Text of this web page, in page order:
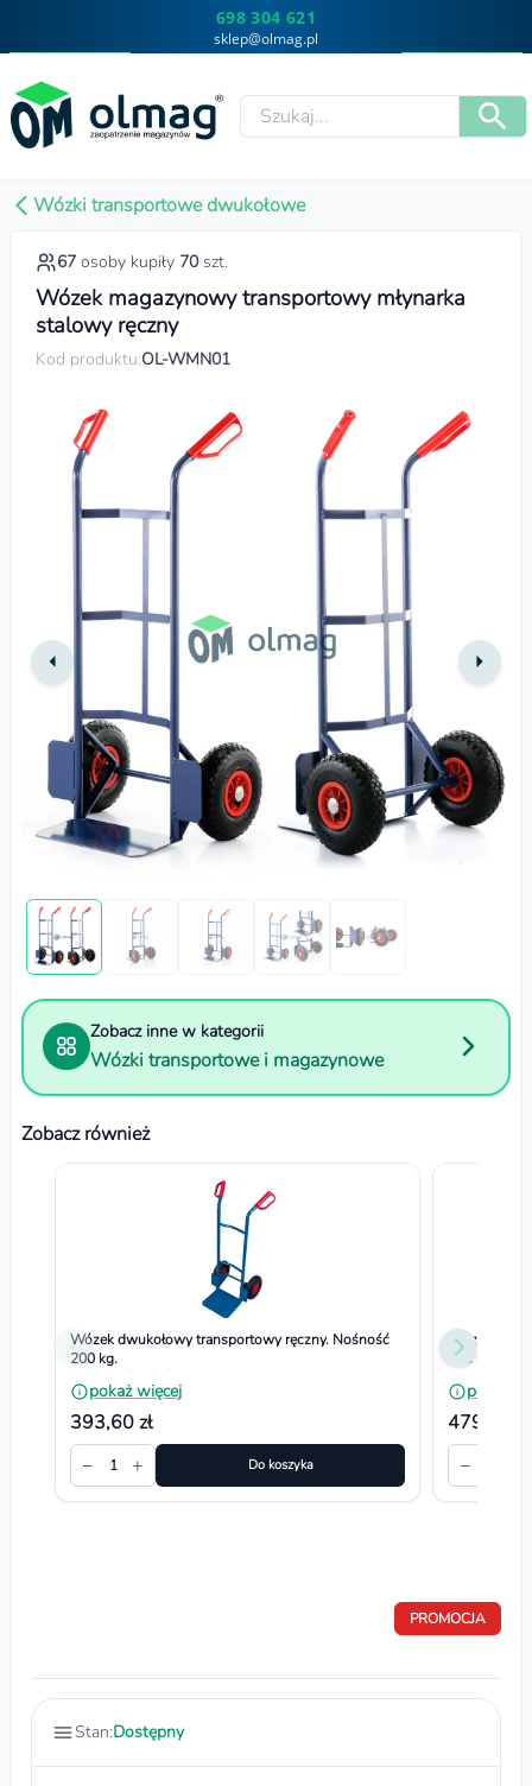
698 304 621
sklep@olmag.pl
Wózki transportowe dwukołowe
67 osoby kupiły 70szt.
Wózek magazynowy transportowy młynarka
stalowy ręczny
Kod produktu:OL-WMN01
Zobacz inne w kategorii
Wózki transportowe i magazynowe
Zobacz również
Wózek dwukołowy transportowy ręczny. Nośność
200 kg.
pokaż więcej
393,60 zł
−
1 + Do koszyka
Wózek
250 kg
pokaż
479,70 zł
−
PROMOCJA
Stan:Dostępny